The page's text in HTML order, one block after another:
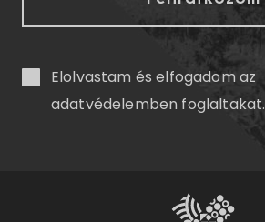
Elolvastam és elfogadom az
adatvédelemben foglaltakat.